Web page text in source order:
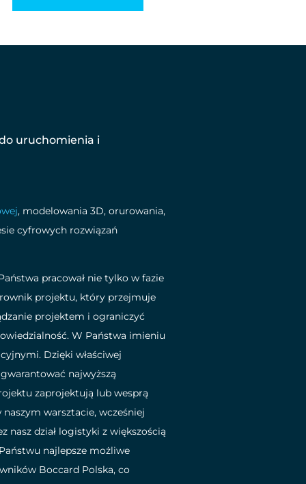
uruchomienia i
, modelowania 3D, orurowania,
cyfrowych rozwiązań
pracował nie tylko w fazie
projektu, który przejmuje
projektem i ograniczyć
W Państwa imieniu
Dzięki właściwej
najwyższą
zaprojektują lub wesprą
warsztacie, wcześniej
nasz dział logistyki z większością
najlepsze możliwe
Boccard Polska, co